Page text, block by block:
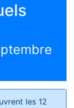
les 12